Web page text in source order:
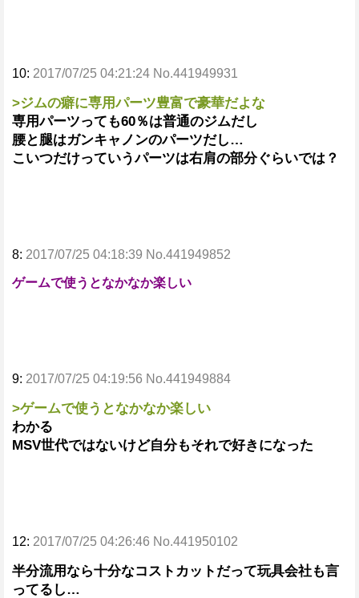
10: 2017/07/25 04:21:24 No.441949931
>ジムの癖に専用パーツ豊富で豪華だよな
専用パーツっても60％は普通のジムだし
腰と腿はガンキャノンのパーツだし…
こいつだけっていうパーツは右肩の部分ぐらいでは？
8: 2017/07/25 04:18:39 No.441949852
ゲームで使うとなかなか楽しい
9: 2017/07/25 04:19:56 No.441949884
>ゲームで使うとなかなか楽しい
わかる
MSV世代ではないけど自分もそれで好きになった
12: 2017/07/25 04:26:46 No.441950102
半分流用なら十分なコストカットだって玩具会社も言
ってるし…